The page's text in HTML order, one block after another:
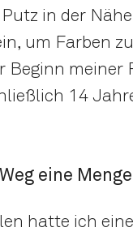
in der
um Farben
Beginn meiner
14
eine
hatte ich